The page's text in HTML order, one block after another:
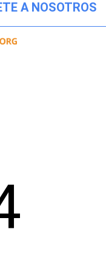
A NOSOTROS